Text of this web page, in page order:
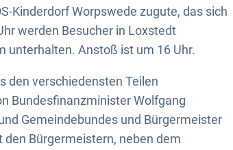
Kinderdorf Worpswede zugute, das sich
werden Besucher in Loxstedt
unterhalten. Anstoß ist um 16 Uhr.
den verschiedensten Teilen
Bundesfinanzminister Wolfgang
Gemeindebundes und Bürgermeister
Bürgermeistern, neben dem